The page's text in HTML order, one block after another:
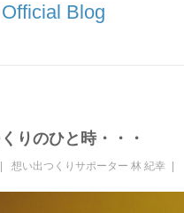
Blog
りのひと時・・・
想い出つくりサポーター 林 紀幸